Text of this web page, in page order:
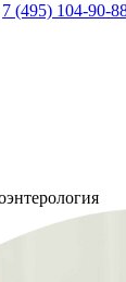
7 (495) 104-90-